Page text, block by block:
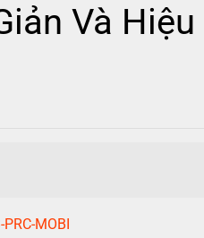
Và Hiệu
MOBI